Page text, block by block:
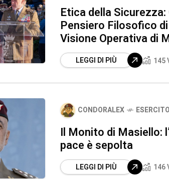
Etica della
Pensiero Filosofico
Visione Operativa di
LEGGI DI PIÙ 145
CONDORALEX ESERCITO
Il Monito di Masiello:
pace è sepolta
LEGGI DI PIÙ 146